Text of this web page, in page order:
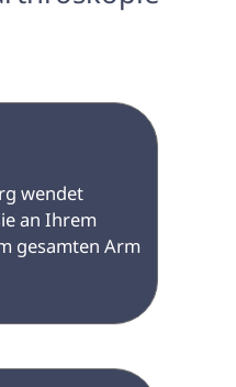
an Ihrem
gesamten Arm